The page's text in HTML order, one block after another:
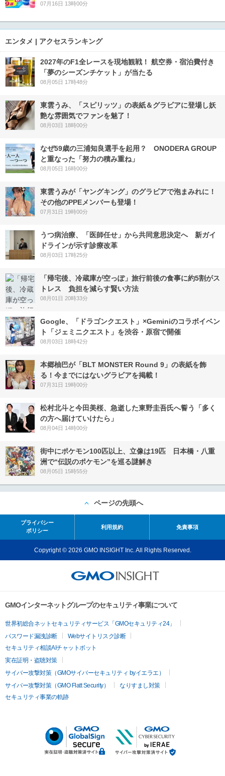
07月16日 13時00分
エンタメ | アクセスランキング
2027年のF1全レースを現地観戦！ 航空券・宿泊費付き
「夢のシーズンチケット」が当たる
08月05日 17時48分
東雲うみ、「スピリッツ」の表紙＆グラビアに登場し妖
艶な雰囲気でファンを魅了！
08月03日 18時00分
なぜ59歳の三浦知良選手を起用？ ONODERA GROUP
と重なった「努力の積み重ね」
08月05日 16時00分
東雲うみが「ヤングキング」のグラビアで泡まみれに！
その他のPPEメンバーも登場！
07月31日 19時00分
うつ病治療、「医師任せ」から共同意思決定へ 新ガイ
ドラインが示す診療改革
08月03日 17時25分
「帰宅後、冷蔵庫が空っぽ」旅行前後の食事に約5割がス
トレス 負担を減らす賢い方法
08月01日 20時33分
Google、「ドラゴンクエスト」×Geminiのコラボイベン
ト「ジェミニクエスト」を渋谷・原宿で開催
08月03日 18時42分
本郷柚巴が「BLT MONSTER Round 9」の表紙を飾
る！今までにはないグラビアを掲載！
07月31日 19時00分
松村北斗と今田美桜、急逝した東野圭吾氏へ誓う「多く
の方へ届けていけたら」
08月04日 14時00分
街中にポケモン100匹以上、立像は19匹 日本橋・八重
洲で“伝説のポケモン”を巡る謎解き
08月05日 15時55分
ページの先頭へ
プライバシー
ポリシー
利用規約 免責事項
Copyright © 2026 GMO INSIGHT Inc. All Rights Reserved.
GMOインターネットグループのセキュリティ事業について
世界初総合ネットセキュリティサービス「GMOセキュリティ24」
パスワード漏洩診断
Webサイトリスク診断
セキュリティ相談AIチャットボット
実在証明・盗聴対策
サイバー攻撃対策（GMOサイバーセキュリティ byイエラエ）
サイバー攻撃対策（GMO Flatt Security）
なりすまし対策
セキュリティ事業の軌跡